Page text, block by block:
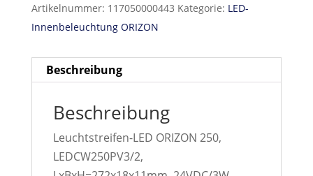
Artikelnummer: 117050000443 Kategorie: LED-
Innenbeleuchtung ORIZON
Beschreibung
Beschreibung
Leuchtstreifen-LED ORIZON 250,
LEDCW250PV3/2,